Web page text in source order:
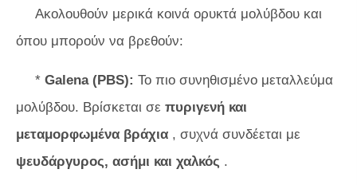
Ακολουθούν μερικά κοινά ορυκτά μολύβδου και
όπου μπορούν να βρεθούν:
* Galena (PBS): Το πιο συνηθισμένο μεταλλεύμα
μολύβδου. Βρίσκεται σε πυριγενή και
μεταμορφωμένα βράχια , συχνά συνδέεται με
ψευδάργυρος, ασήμι και χαλκός .